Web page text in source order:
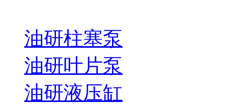
油研柱塞泵
油研叶片泵
油研液压缸